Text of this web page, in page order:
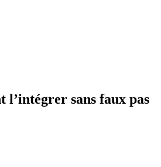
l’intégrer sans faux pas